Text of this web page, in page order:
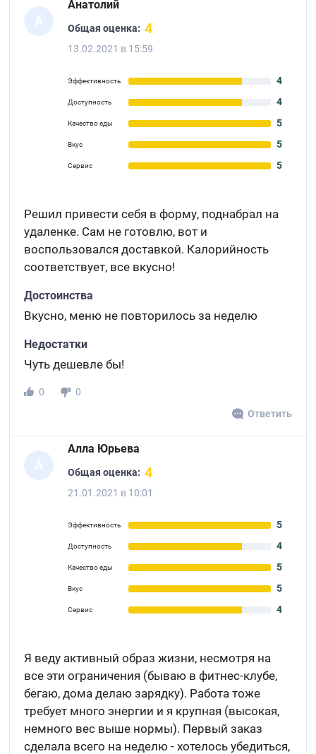
А
Анатолий
Общая оценка: 4
13.02.2021 в 15:59
Эффективность 4
Доступность 4
Качество еды 5
Вкус 5
Сервис 5
Решил привести себя в форму, поднабрал на
удаленке. Сам не готовлю, вот и
воспользовался доставкой. Калорийность
соответствует, все вкусно!
Достоинства
Вкусно, меню не повторилось за неделю
Недостатки
Чуть дешевле бы!
0
0
Ответить
А
Алла Юрьева
Общая оценка: 4
21.01.2021 в 10:01
Эффективность 5
Доступность 4
Качество еды 5
Вкус 5
Сервис 4
Я веду активный образ жизни, несмотря на
все эти ограничения (бываю в фитнес-клубе,
бегаю, дома делаю зарядку). Работа тоже
требует много энергии и я крупная (высокая,
немного вес выше нормы). Первый заказ
сделала всего на неделю - хотелось убедиться,